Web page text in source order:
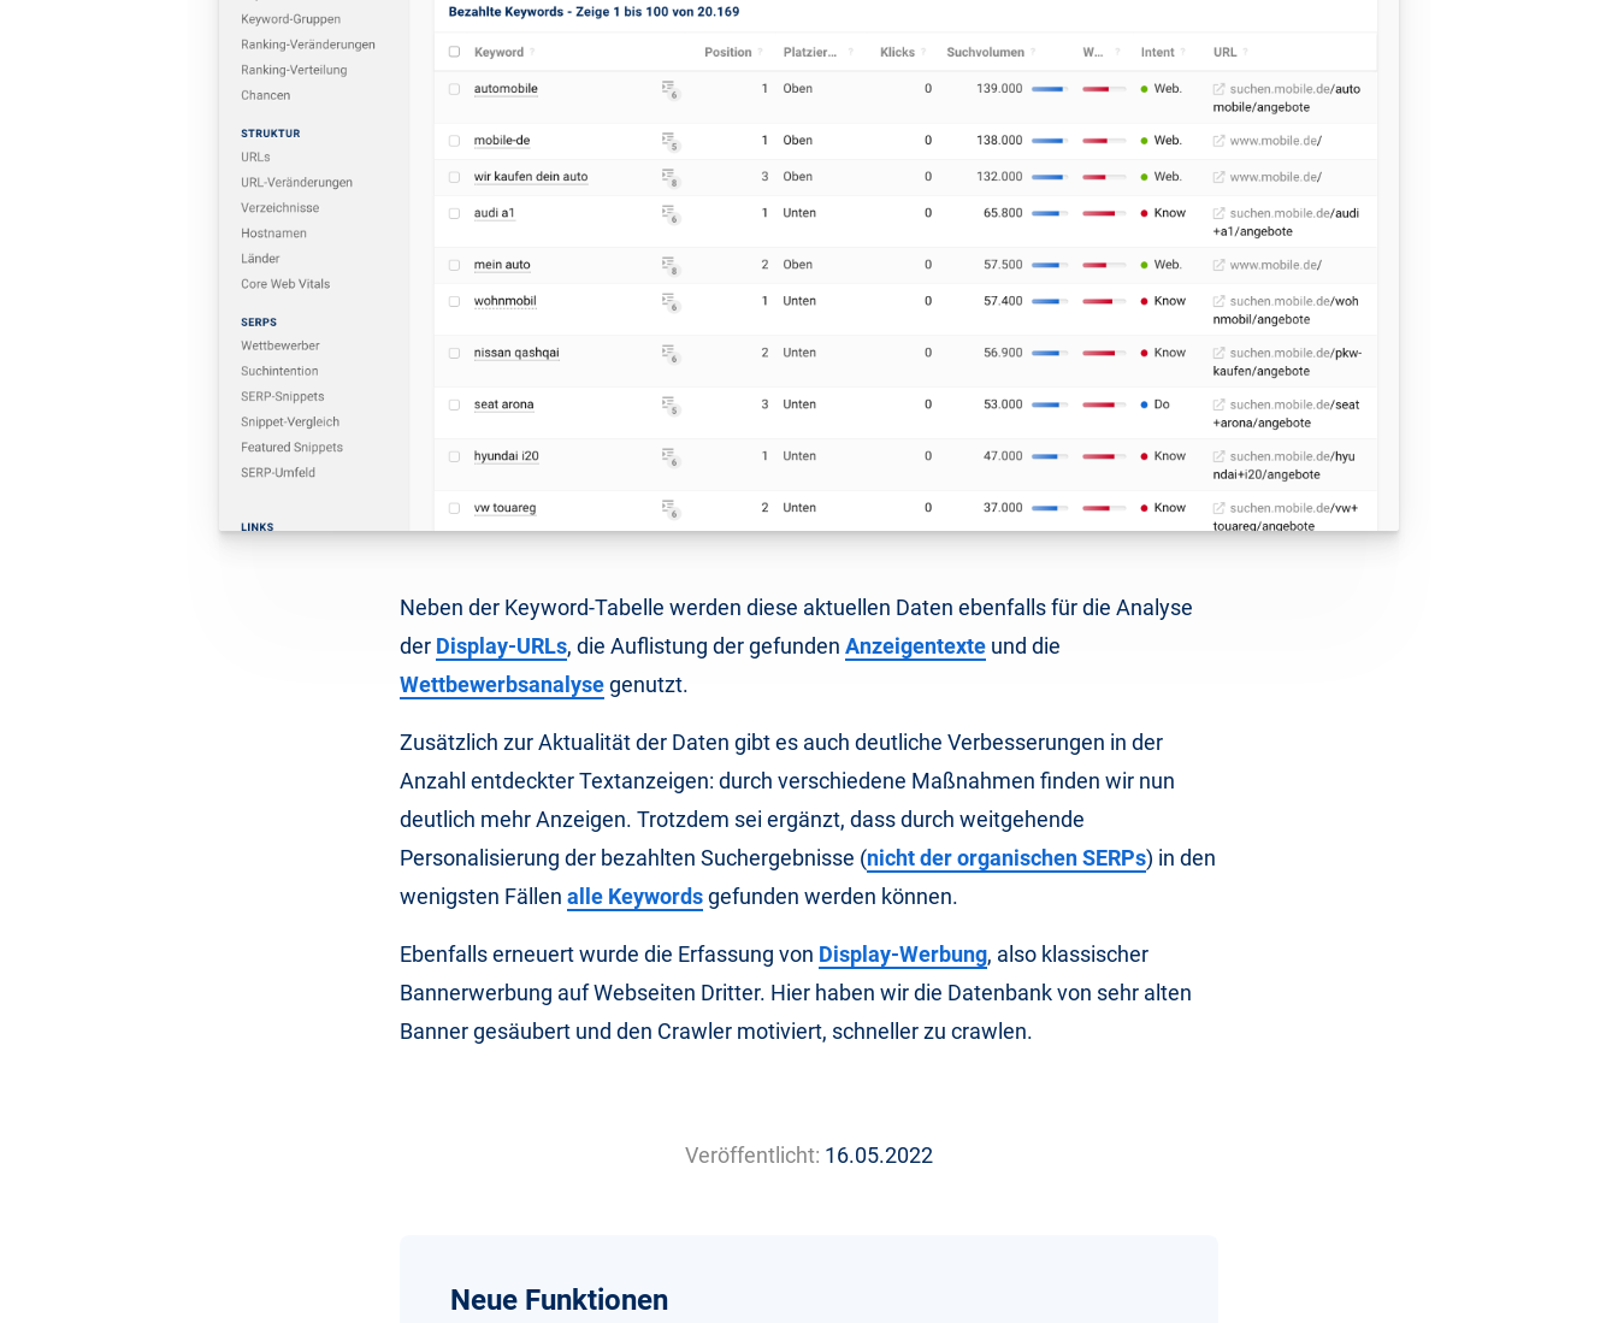
Neben der Keyword-Tabelle werden diese aktuellen Daten ebenfalls für die Analyse
der Display-URLs, die Auflistung der gefunden Anzeigentexte und die
Wettbewerbsanalysegenutzt.
Zusätzlich zur Aktualität der Daten gibt es auch deutliche Verbesserungen in der
Anzahl entdeckter Textanzeigen: durch verschiedene Maßnahmen finden wir nun
deutlich mehr Anzeigen. Trotzdem sei ergänzt, dass durch weitgehende
Personalisierung der bezahlten Suchergebnisse (nicht der organischen SERPs) in den
wenigsten Fällen alle Keywordsgefunden werden können.
Ebenfalls erneuert wurde die Erfassung von Display-Werbung, also klassischer
Bannerwerbung auf Webseiten Dritter. Hier haben wir die Datenbank von sehr alten
Banner gesäubert und den Crawler motiviert, schneller zu crawlen.
Veröffentlicht: 16.05.2022
Neue Funktionen